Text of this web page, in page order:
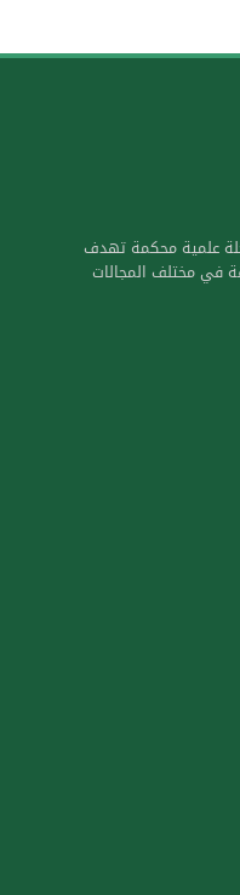
علمية محكمة تهدف
في مختلف المجالات